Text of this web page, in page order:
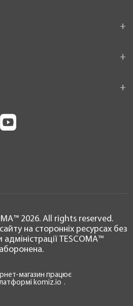
2026. All rights reserved.
на сторонніх ресурсах без
TESCOMA™
магазин працює
komiz.io .